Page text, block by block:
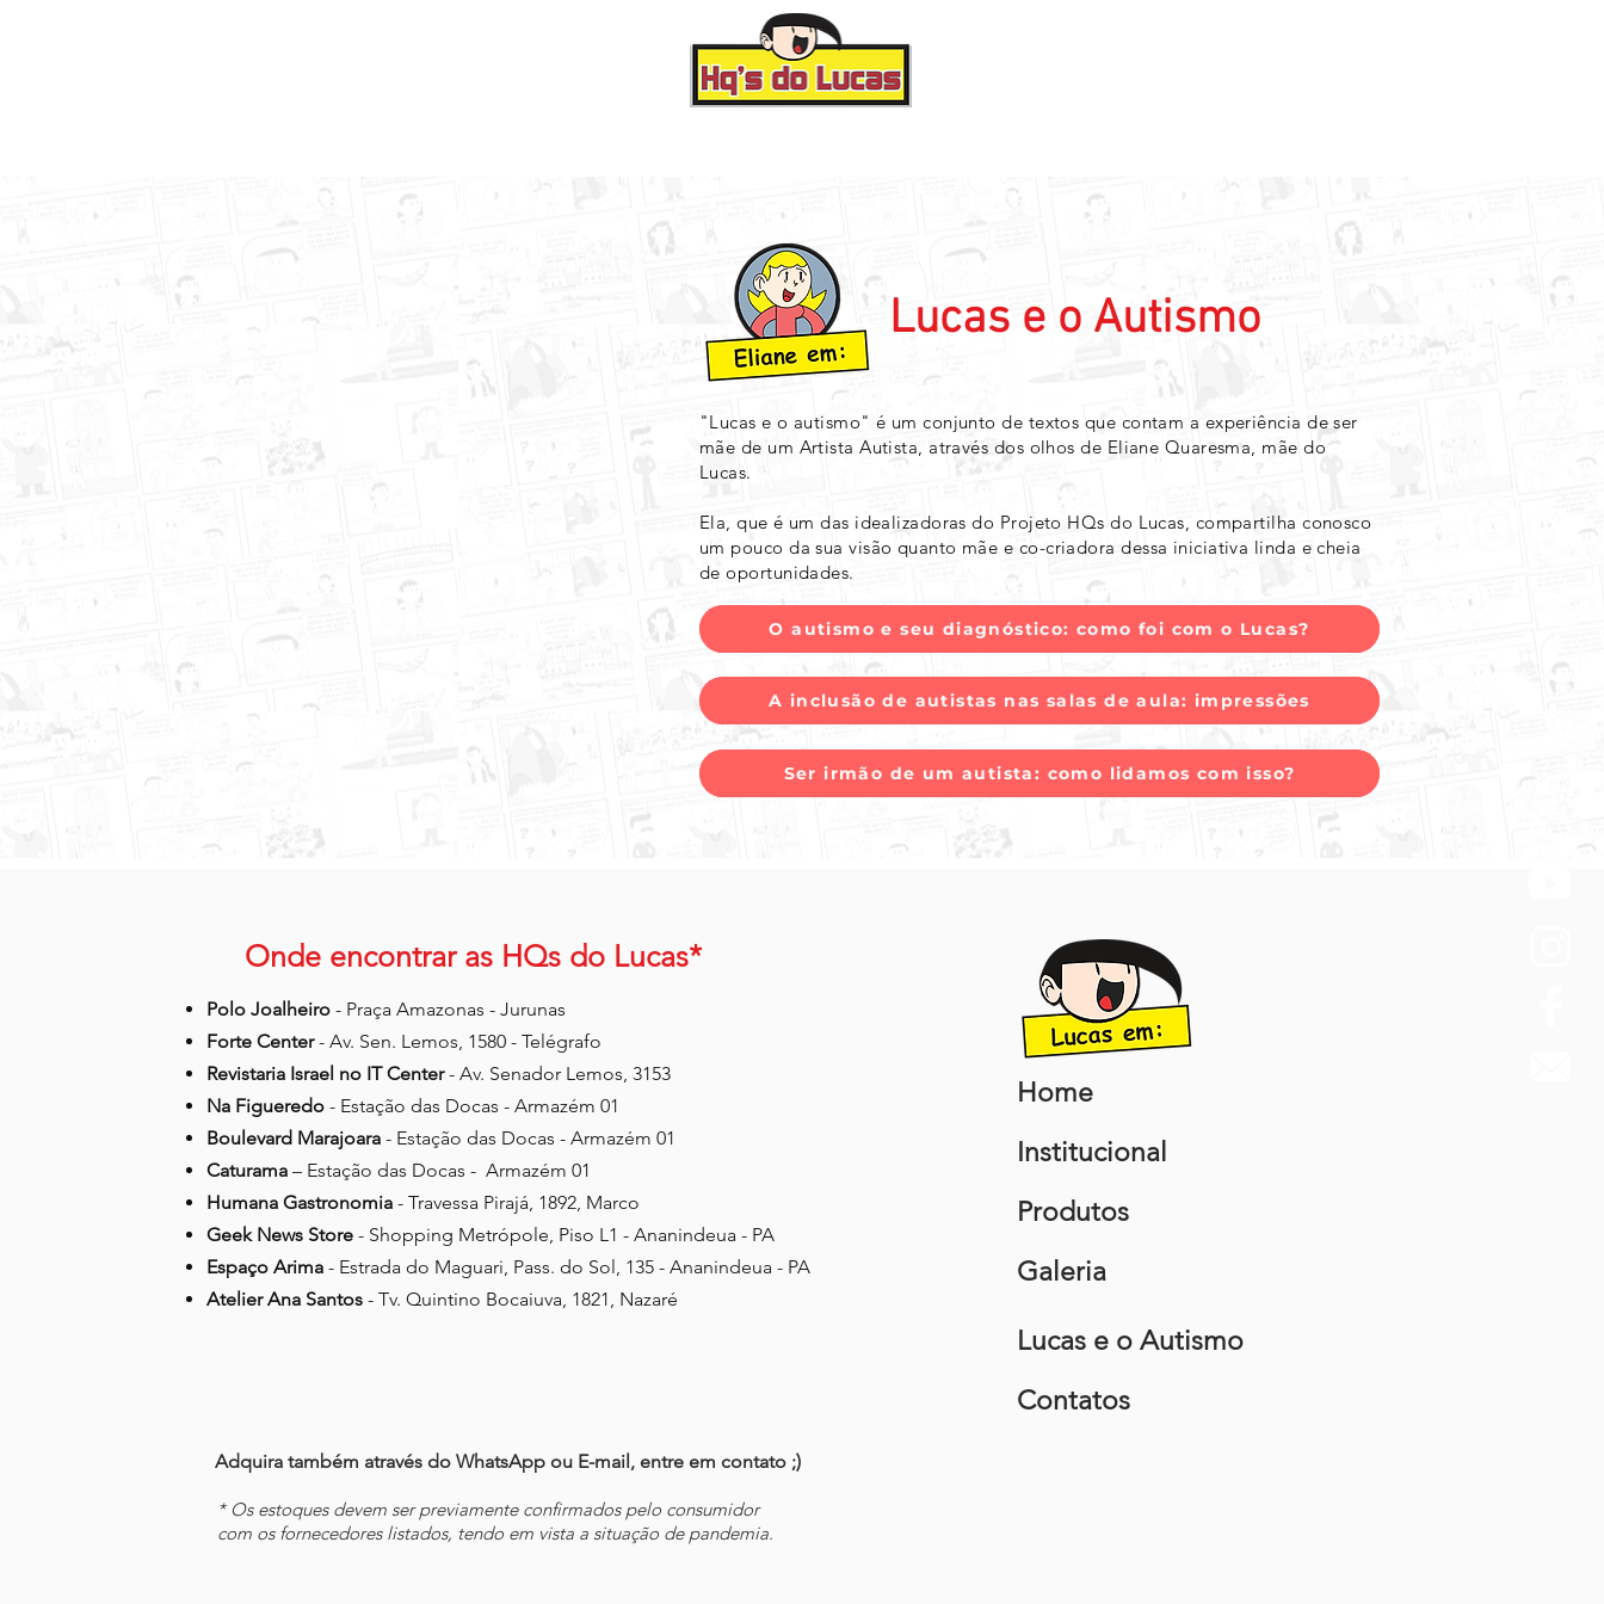
Lucas e o Autismo
"​Lucas e o autismo" é um conjunto de textos que contam a experiência de ser
mãe de um Artista Autista, através dos olhos de Eliane Quaresma, mãe do
Lucas.⁣
Ela, que é um das idealizadoras do Projeto HQs do Lucas, compartilha conosco
um pouco da sua visão quanto mãe e co-criadora dessa iniciativa linda e cheia
de oportunidades.
O autismo e seu diagnóstico
O autismo e seu diagnóstico: como foi com o Lucas?
Autistas nas salas de aula
A inclusão de autistas nas salas de aula: impressões
Ser irmão de um autista
Ser irmão de um autista: como lidamos com isso?
Onde encontrar as HQs do Lucas*
Polo Joalheiro - Praça Amazonas - Jurunas
Forte Center- Av. Sen. Lemos, 1580 - Telégrafo
Revistaria Israel no IT Center- Av. Senador Lemos, 3153
Na Figueredo - Estação das Docas - Armazém 01
Boulevard Marajoara - Estação das Docas - Armazém 01
Caturama – Estação das Docas - Armazém 01
Humana Gastronomia - Travessa Pirajá, 1892, Marco
Geek News Store - Shopping Metrópole, Piso L1 - Ananindeua - PA
Espaço Arima - Estrada do Maguari, Pass. do Sol, 135 - Ananindeua - PA
Atelier Ana Santos - Tv. Quintino Bocaiuva, 1821, Nazaré
Home
Institucional
Produtos
Galeria
Lucas e o Autismo
Contatos
Adquira também através do WhatsApp ou E-mail, entre em contato ;)
* Os estoques devem ser previamente confirmados pelo consumidor
com os fornecedores listados, tendo em vista a situação de pandemia.